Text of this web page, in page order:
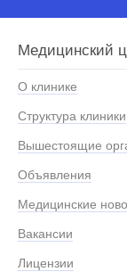
Медицинский
О клинике
Структура клиники
Вышестоящие
Объявления
Медицинские
Вакансии
Лицензии